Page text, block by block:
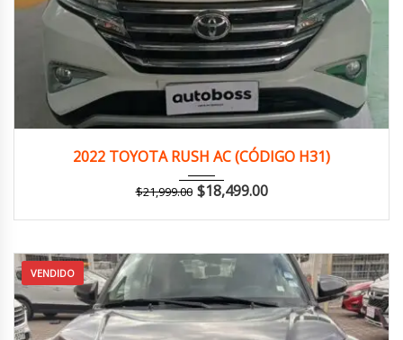
155,000 km
2022 TOYOTA RUSH AC (CÓDIGO H31)
$21,999.00 $18,499.00
VENDIDO